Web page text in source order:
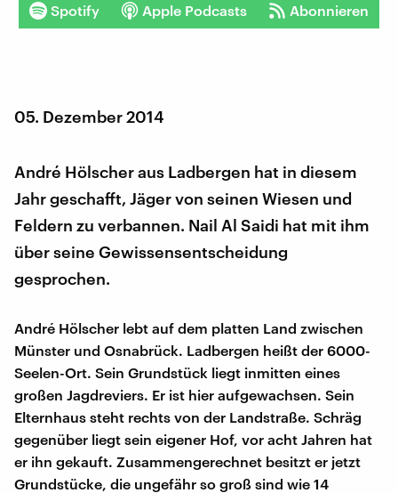
Spotify Apple Podcasts Abonnieren
05. Dezember 2014
André Hölscher aus Ladbergen hat in diesem
Jahr geschafft, Jäger von seinen Wiesen und
Feldern zu verbannen. Nail Al Saidi hat mit ihm
über seine Gewissensentscheidung
gesprochen.
André Hölscher lebt auf dem platten Land zwischen
Münster und Osnabrück. Ladbergen heißt der 6000-
Seelen-Ort. Sein Grundstück liegt inmitten eines
großen Jagdreviers. Er ist hier aufgewachsen. Sein
Elternhaus steht rechts von der Landstraße. Schräg
gegenüber liegt sein eigener Hof, vor acht Jahren hat
er ihn gekauft. Zusammengerechnet besitzt er jetzt
Grundstücke, die ungefähr so groß sind wie 14